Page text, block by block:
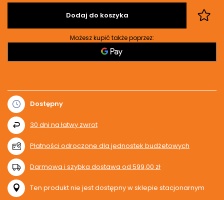
Dodaj do koszyka
Możesz kupić także poprzez:
Dostępny
30 dni na łatwy zwrot
Płatności odroczone dla jednostek budżetowych
Darmowa i szybka dostawa od 599,00 zł
Ten produkt nie jest dostępny w sklepie stacjonarnym